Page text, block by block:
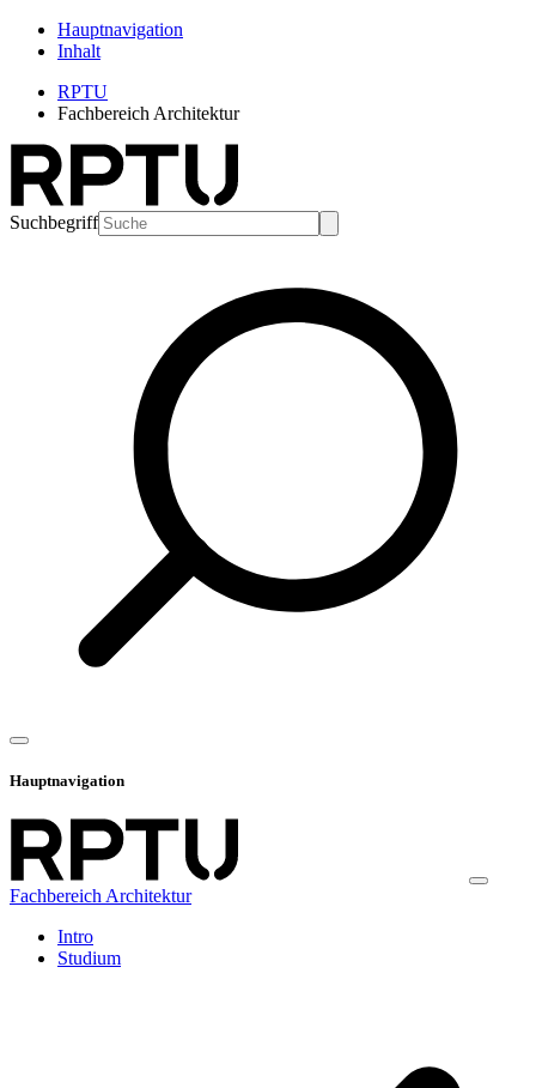
Hauptnavigation
Inhalt
RPTU
Fachbereich Architektur
Suchbegriff
Hauptnavigation
Fachbereich Architektur
Intro
Studium